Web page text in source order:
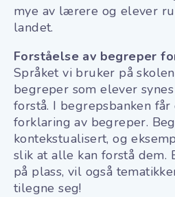
mye av lærere og elever
landet.
Forståelse av begreper
Språket vi bruker på
begreper som elever
forstå. I begrepsbanken
forklaring av begreper.
kontekstualisert, og
slik at alle kan forstå dem.
på plass, vil også
tilegne seg!